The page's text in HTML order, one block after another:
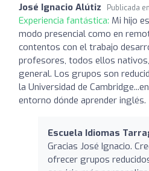
José Ignacio Alútiz Publicada en
Experiencia fantástica: Mi hijo
modo presencial como en
contentos con el trabajo
profesores, todos ellos
general. Los grupos son
la Universidad de
entorno dónde aprender inglés.
Escuela Idiomas
Gracias José Ignacio.
ofrecer grupos